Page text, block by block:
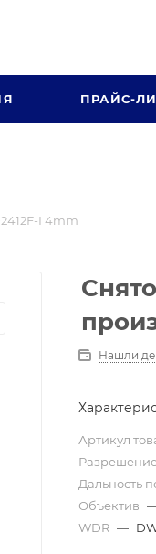
ПРАЙС-
I 4mm
Нашли
Артикул
Дальность
Объектив
WDR —